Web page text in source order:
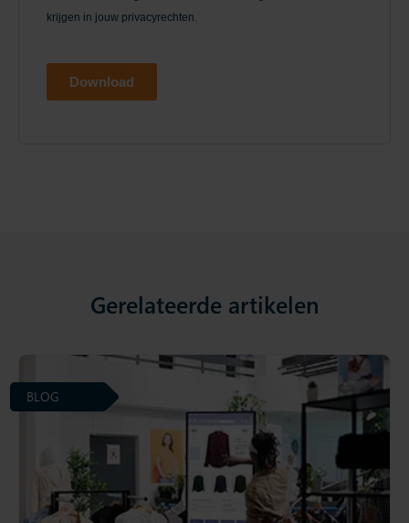
Gerelateerde artikelen
BLOG